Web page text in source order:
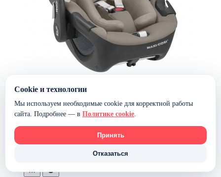
Автокресло Maxi-Cosi Pebble 360 — Luxe Twillic Truffle/
кофе
Cookie и технологии
Мы используем необходимые cookie для корректной работы
сайта. Подробнее — в Политике cookie.
Принять
Отказаться